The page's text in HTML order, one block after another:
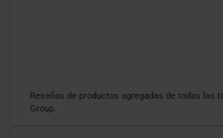
Reseñas de productos agregadas de todas las
Group.